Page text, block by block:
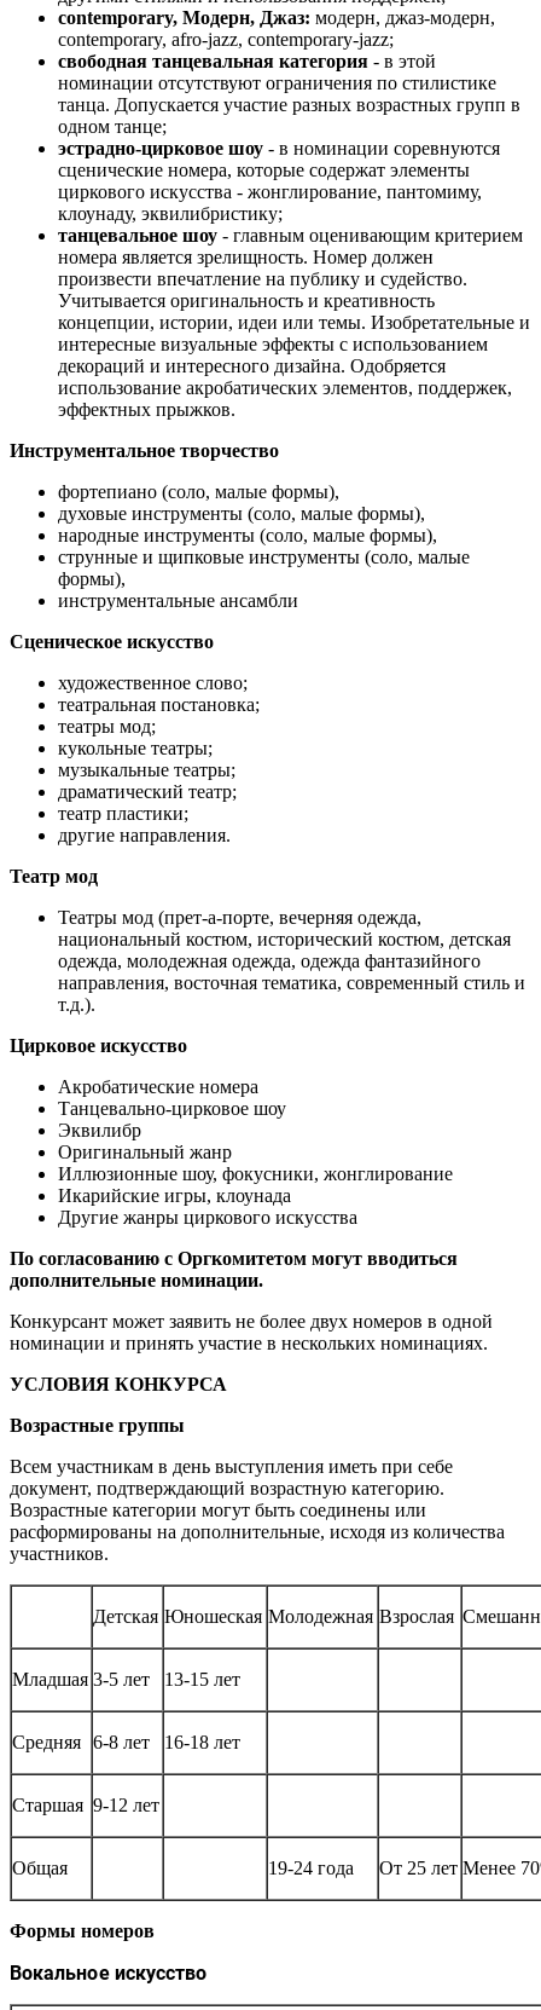
contemporary, Модерн, Джаз: модерн, джаз-модерн,
сontemporary, afro-jazz, сontemporary-jazz;
свободная танцевальная категория - в этой
номинации отсутствуют ограничения по стилистике
танца. Допускается участие разных возрастных групп в
одном танце;
эстрадно-цирковое шоу - в номинации соревнуются
сценические номера, которые содержат элементы
циркового искусства - жонглирование, пантомиму,
клоунаду, эквилибристику;
танцевальное шоу - главным оценивающим критерием
номера является зрелищность. Номер должен
произвести впечатление на публику и судейство.
Учитывается оригинальность и креативность
концепции, истории, идеи или темы. Изобретательные и
интересные визуальные эффекты с использованием
декораций и интересного дизайна. Одобряется
использование акробатических элементов, поддержек,
эффектных прыжков.
Инструментальное творчество
фортепиано (соло, малые формы),
духовые инструменты (соло, малые формы),
народные инструменты (соло, малые формы),
струнные и щипковые инструменты (соло, малые
формы),
инструментальные ансамбли
Сценическое искусство
художественное слово;
театральная постановка;
театры мод;
кукольные театры;
музыкальные театры;
драматический театр;
театр пластики;
другие направления.
Театр мод
Театры мод (прет-а-порте, вечерняя одежда,
национальный костюм, исторический костюм, детская
одежда, молодежная одежда, одежда фантазийного
направления, восточная тематика, современный стиль и
т.д.).
Цирковое искусство
Акробатические номера
Танцевально-цирковое шоу
Эквилибр
Оригинальный жанр
Иллюзионные шоу, фокусники, жонглирование
Икарийские игры, клоунада
Другие жанры циркового искусства
По согласованию с Оргкомитетом могут вводиться
дополнительные номинации.
Конкурсант может заявить не более двух номеров в одной
номинации и принять участие в нескольких номинациях.
УСЛОВИЯ КОНКУРСА
Возрастные группы
Всем участникам в день выступления иметь при себе
документ, подтверждающий возрастную категорию.
Возрастные категории могут быть соединены или
расформированы на дополнительные, исходя из количества
участников.
Детская Юношеская Молодежная Взрослая
Младшая 3-5 лет 13-15 лет
Средняя 6-8 лет 16-18 лет
Старшая 9-12 лет
Общая 19-24 года От 25 лет Менее
Формы номеров
Вокальное искусство